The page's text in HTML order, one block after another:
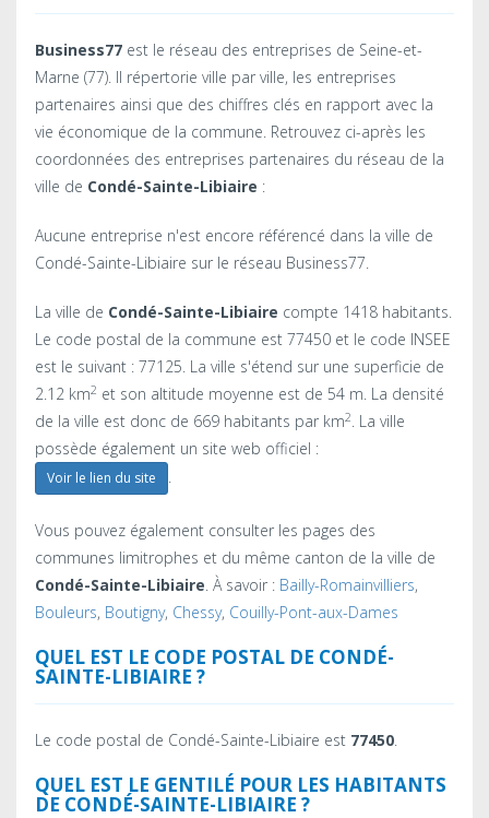
Business77 est le réseau des entreprises de Seine-et-
Marne (77). Il répertorie ville par ville, les entreprises
partenaires ainsi que des chiffres clés en rapport avec la
vie économique de la commune. Retrouvez ci-après les
coordonnées des entreprises partenaires du réseau de la
ville de Condé-Sainte-Libiaire :
Aucune entreprise n'est encore référencé dans la ville de
Condé-Sainte-Libiaire sur le réseau Business77.
La ville de Condé-Sainte-Libiaire compte 1418 habitants.
Le code postal de la commune est 77450 et le code INSEE
est le suivant : 77125. La ville s'étend sur une superficie de
2.12 km2 et son altitude moyenne est de 54 m. La densité
de la ville est donc de 669 habitants par km2. La ville
possède également un site web officiel :
Voir le lien du site
Vous pouvez également consulter les pages des
communes limitrophes et du même canton de la ville de
Condé-Sainte-Libiaire. À savoir : Bailly-Romainvilliers,
Bouleurs, Boutigny, Chessy, Couilly-Pont-aux-Dames
QUEL EST LE CODE POSTAL DE CONDÉ-
SAINTE-LIBIAIRE ?
Le code postal de Condé-Sainte-Libiaire est 77450.
QUEL EST LE GENTILÉ POUR LES HABITANTS
DE CONDÉ-SAINTE-LIBIAIRE ?